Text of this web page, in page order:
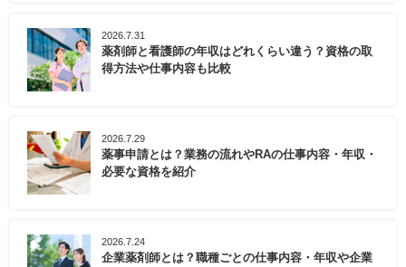
2026.7.31
薬剤師と看護師の年収はどれくらい違う？資格の取
得方法や仕事内容も比較
2026.7.29
薬事申請とは？業務の流れやRAの仕事内容・年収・
必要な資格を紹介
2026.7.24
企業薬剤師とは？職種ごとの仕事内容・年収や企業